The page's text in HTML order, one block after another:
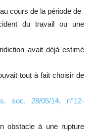
cours de la période de
du travail ou une
avait déjà estimé
tout à fait choisir de
soc. 28/05/14, n°12-
obstacle à une rupture